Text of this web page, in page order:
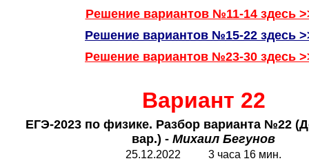
Решение вариантов №11-14 здесь
Решение вариантов №15-22 здесь
Решение вариантов №23-30 здесь
Вариант 22
ЕГЭ-2023 по физике. Разбор варианта №22
вар.) - Михаил Бегунов
25.12.2022 3 часа 16 мин.